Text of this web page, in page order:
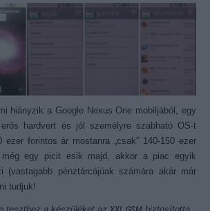
hiányzik a Google Nexus One mobiljából, egy
hardvert és jól személyre szabható OS-t
ezer forintos ár mostanra „csak” 140-150 ezer
egy picit esik majd, akkor a piac egyik
(vastagabb pénztárcájúak számára akár már
tudjuk!